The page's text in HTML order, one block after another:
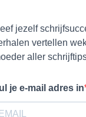
jezelf
vertellen
aller
je e-mail adres in